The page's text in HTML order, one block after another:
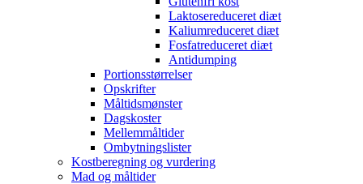
Laktosereduceret diæt
Kaliumreduceret diæt
Fosfatreduceret diæt
Antidumping
Portionsstørrelser
Opskrifter
Måltidsmønster
Dagskoster
Mellemmåltider
Ombytningslister
Kostberegning og vurdering
Mad og måltider